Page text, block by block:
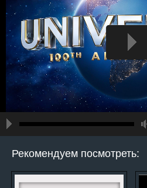
Рекомендуем посмотреть: